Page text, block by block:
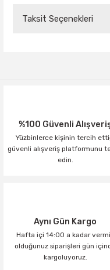
Taksit Seçenekleri
%100 Güvenli
Yüzbinlerce kişinin tercih
güvenli alışveriş platformunu
edin.
Aynı Gün Kargo
Hafta içi 14:00 a kadar
olduğunuz siparişleri gün
kargoluyoruz.